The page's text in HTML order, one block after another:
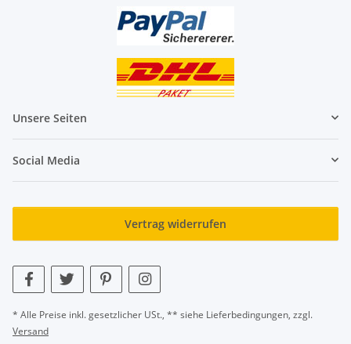
Unsere Seiten
Social Media
Vertrag widerrufen
* Alle Preise inkl. gesetzlicher USt., ** siehe Lieferbedingungen, zzgl.
Versand